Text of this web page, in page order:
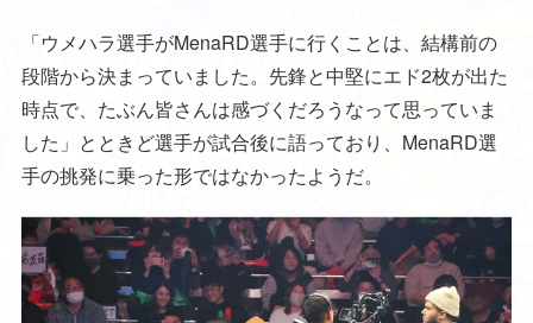
「ウメハラ選手がMenaRD選手に行くことは、結構前の
段階から決まっていました。先鋒と中堅にエド2枚が出た
時点で、たぶん皆さんは感づくだろうなって思っていま
した」とときど選手が試合後に語っており、MenaRD選
手の挑発に乗った形ではなかったようだ。